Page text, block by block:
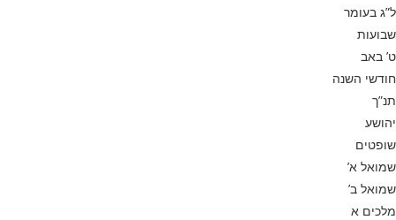
ל”ג בעומר
שבועות
ט’ באב
חודשי השנה
תנ”ך
יהושע
שופטים
שמואל א’
שמואל ב’
מלכים א